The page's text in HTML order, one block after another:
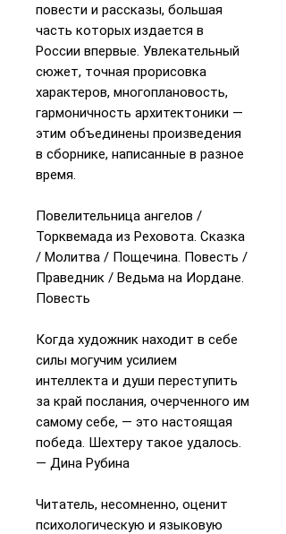
повести и рассказы, большая
часть которых издается в
России впервые. Увлекательный
сюжет, точная прорисовка
характеров, многоплановость,
гармоничность архитектоники —
этим объединены произведения
в сборнике, написанные в разное
время.
Повелительница ангелов /
Торквемада из Реховота. Сказка
/ Молитва / Пощечина. Повесть /
Праведник / Ведьма на Иордане.
Повесть
Когда художник находит в себе
силы могучим усилием
интеллекта и души переступить
за край послания, очерченного им
самому себе, — это настоящая
победа. Шехтеру такое удалось.
— Дина Рубина
Читатель, несомненно, оценит
психологическую и языковую